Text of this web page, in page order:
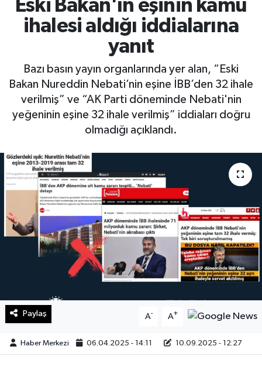
Eski Bakan'ın eşinin kamu
ihalesi aldığı iddialarına
yanıt
Bazı basın yayın organlarında yer alan, “Eski
Bakan Nureddin Nebati’nin eşine İBB’den 32 ihale
verilmiş” ve “AK Parti döneminde Nebati'nin
yeğeninin eşine 32 ihale verilmiş” iddiaları doğru
olmadığı açıklandı.
Paylaş A- A+
Haber Merkezi 06.04.2025 - 14:11 10.09.2025 - 12:27
Gündem
Otomobil
Sağlık
Yaşam
Haber Arşivi